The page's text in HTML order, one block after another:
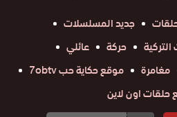
جديد المسلسلات
حركة
عائلي
مغامرة
موقع حكاية حب 7obtv
حلقات اون لاين